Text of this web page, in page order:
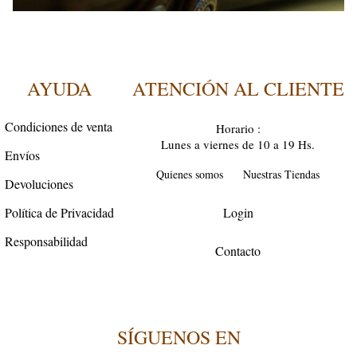
AYUDA
Condiciones de venta
Envíos
Devoluciones
Política de Privacidad
Responsabilidad
ATENCIÓN AL CLIENTE
Horario :
Lunes a viernes de 10 a 19 Hs.
Quienes somos Nuestras Tiendas
Login
Contacto
SÍGUENOS EN